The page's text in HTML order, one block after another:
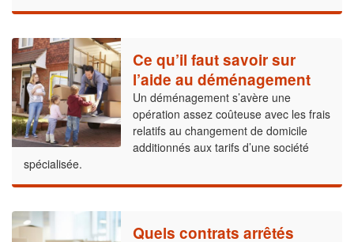
Ce qu’il faut savoir sur
l’aide au déménagement
Un déménagement s’avère une
opération assez coûteuse avec les frais
relatifs au changement de domicile
additionnés aux tarifs d’une société
spécialisée.
Quels contrats arrêtés